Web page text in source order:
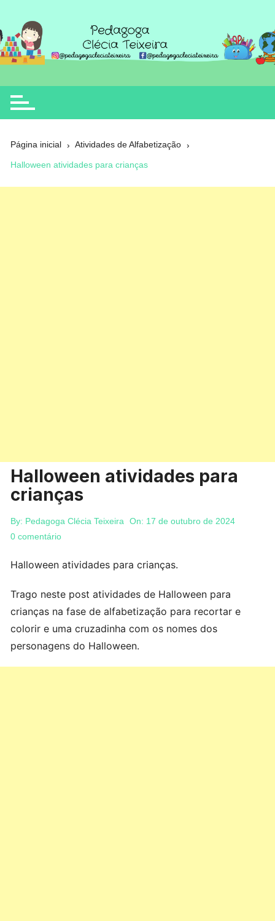
o
conteúdo
Clécia Teixeira
educação
Página inicial Atividades de Alfabetização
Halloween atividades para crianças
Halloween atividades para
crianças
By: Pedagoga Clécia Teixeira On: 17 de outubro de 2024
0 comentário
Halloween atividades para crianças.
Trago neste post atividades de Halloween para
crianças na fase de alfabetização para recortar e
colorir e uma cruzadinha com os nomes dos
personagens do Halloween.